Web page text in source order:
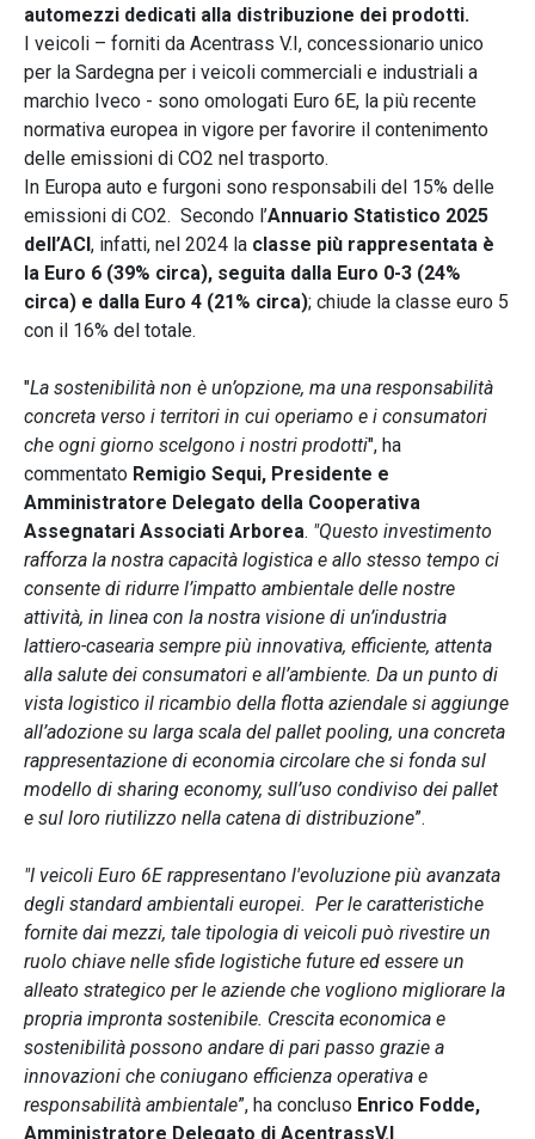
automezzi dedicati alla distribuzione dei prodotti.
I veicoli – forniti da Acentrass V.I, concessionario unico
per la Sardegna per i veicoli commerciali e industriali a
marchio Iveco - sono omologati Euro 6E, la più recente
normativa europea in vigore per favorire il contenimento
delle emissioni di CO2 nel trasporto.
In Europa auto e furgoni sono responsabili del 15% delle
emissioni di CO2. Secondo l’Annuario Statistico 2025
dell’ACI , infatti, nel 2024 la classe più rappresentata è
la Euro 6 (39% circa), seguita dalla Euro 0-3 (24%
circa) e dalla Euro 4 (21% circa); chiude la classe euro 5
con il 16% del totale.
"La sostenibilità non è un’opzione, ma una responsabilità
concreta verso i territori in cui operiamo e i consumatori
che ogni giorno scelgono i nostri prodotti", ha
commentato Remigio Sequi, Presidente e
Amministratore Delegato della Cooperativa
Assegnatari Associati Arborea. "Questo investimento
rafforza la nostra capacità logistica e allo stesso tempo ci
consente di ridurre l’impatto ambientale delle nostre
attività, in linea con la nostra visione di un’industria
lattiero-casearia sempre più innovativa, efficiente, attenta
alla salute dei consumatori e all’ambiente. Da un punto di
vista logistico il ricambio della flotta aziendale si aggiunge
all’adozione su larga scala del pallet pooling, una concreta
rappresentazione di economia circolare che si fonda sul
modello di sharing economy, sull’uso condiviso dei pallet
e sul loro riutilizzo nella catena di distribuzione”.
"I veicoli Euro 6E rappresentano l'evoluzione più avanzata
degli standard ambientali europei. Per le caratteristiche
fornite dai mezzi, tale tipologia di veicoli può rivestire un
ruolo chiave nelle sfide logistiche future ed essere un
alleato strategico per le aziende che vogliono migliorare la
propria impronta sostenibile. Crescita economica e
sostenibilità possono andare di pari passo grazie a
innovazioni che coniugano efficienza operativa e
responsabilità ambientale”, ha concluso Enrico Fodde,
Amministratore Delegato di AcentrassV.I .